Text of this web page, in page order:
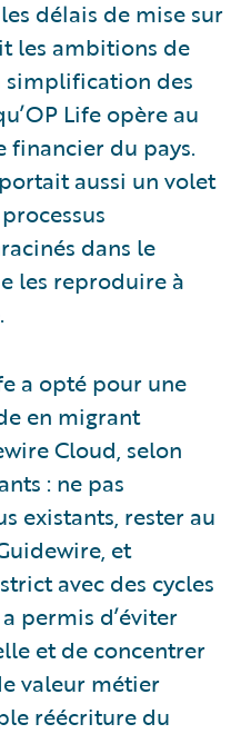
délais de mise sur
les ambitions de
simplification des
Life opère au
financier du pays.
aussi un volet
dans le
les reproduire à
a opté pour une
en migrant
Cloud, selon
: ne pas
existants, rester au
et
avec des cycles
permis d’éviter
et de concentrer
valeur métier
réécriture du